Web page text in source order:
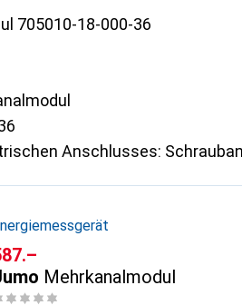
705010-18-000-36
Anschlusses:
Mehrkanalmodul